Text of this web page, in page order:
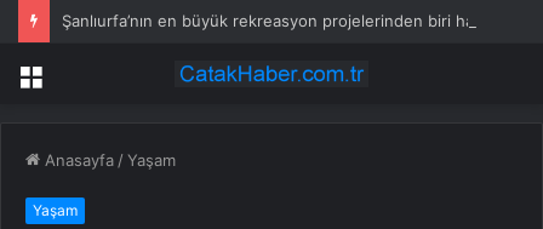
Menü
Anasayfa /Yaşam
Yaşam